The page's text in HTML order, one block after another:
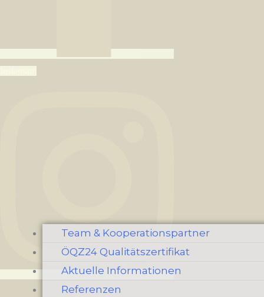
Team & Kooperationspartner
ÖQZ24 Qualitätszertifikat
Aktuelle Informationen
Referenzen